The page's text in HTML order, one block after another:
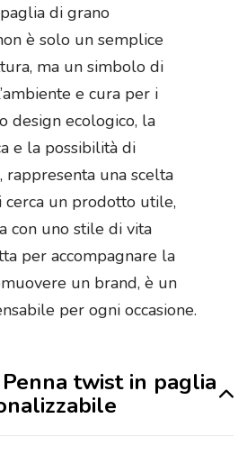
di grano
è solo un semplice
ma un simbolo di
e cura per i
design ecologico, la
e la possibilità di
rappresenta una scelta
un prodotto utile,
con uno stile di vita
per accompagnare la
un brand, è un
per ogni occasione.
twist in paglia